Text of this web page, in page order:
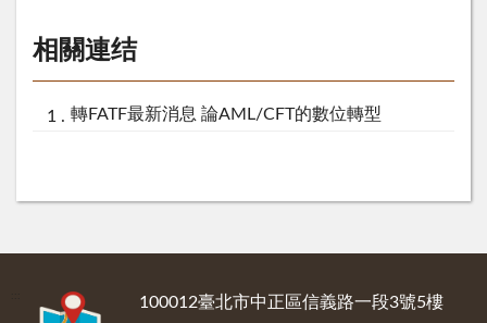
相關連结
轉FATF最新消息 論AML/CFT的數位轉型
100012臺北市中正區信義路一段3號5樓